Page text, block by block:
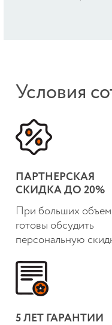
Условия
ПАРТНЕРСКАЯ
СКИДКА ДО 20%
При больших
готовы обсудить
персональную
5 ЛЕТ ГАРАНТИИ